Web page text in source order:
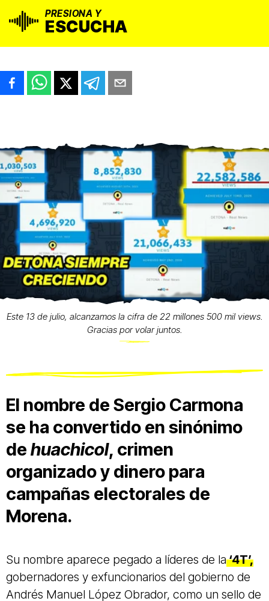
PRESIONA Y
ESCUCHA
Este 13 de julio, alcanzamos la cifra de 22 millones 500 mil views.
Gracias por volar juntos.
El nombre de Sergio Carmona
se ha convertido en sinónimo
de huachicol, crimen
organizado y dinero para
campañas electorales de
Morena.
Su nombre aparece pegado a líderes de la‘4T’,
gobernadores y exfuncionarios del gobierno de
Andrés Manuel López Obrador, como un sello de